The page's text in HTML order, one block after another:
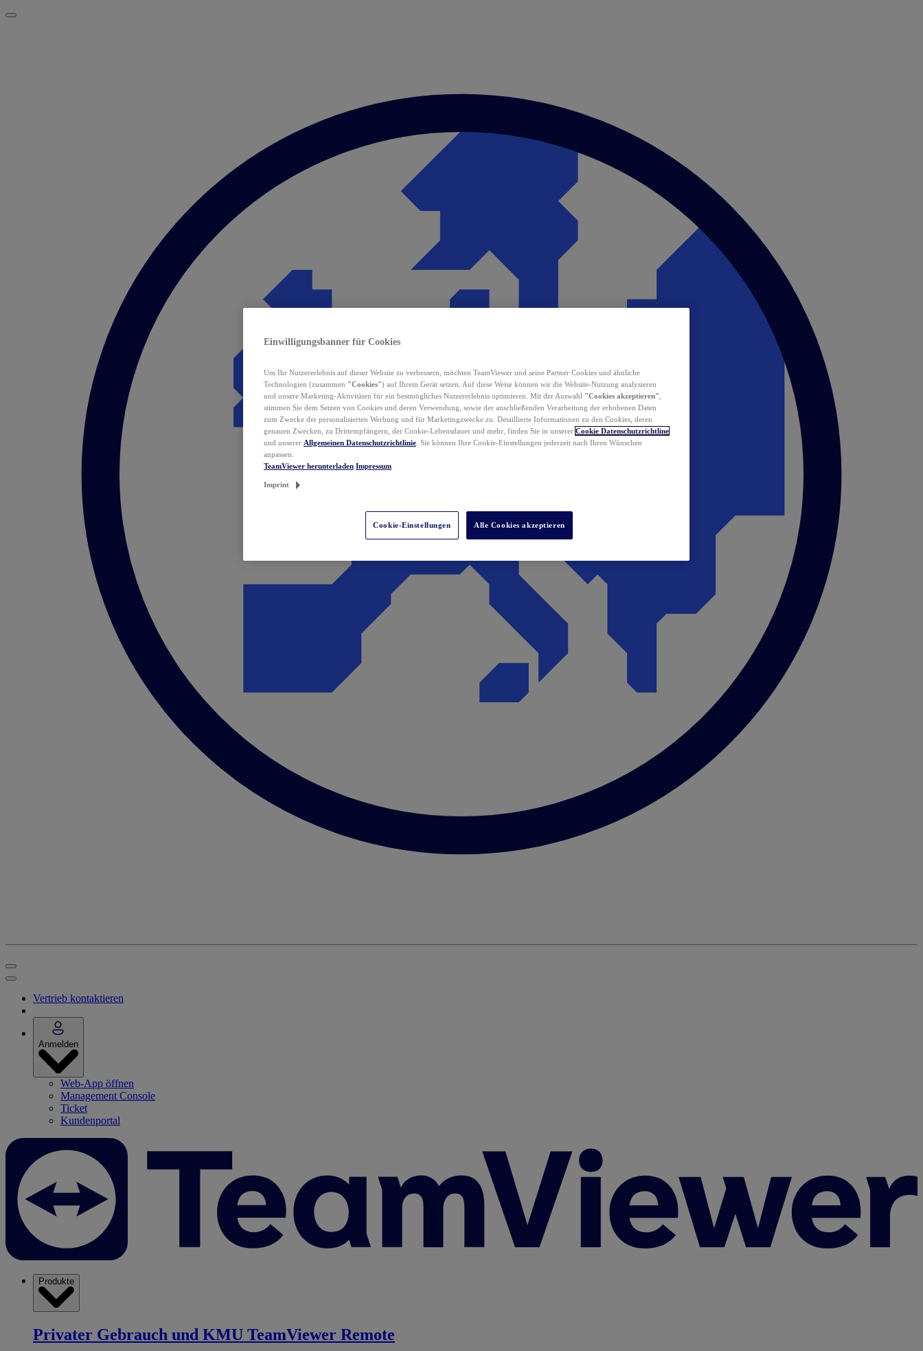
Vertrieb kontaktieren
Anmelden
Web-App öffnen
Management Console
Ticket
Kundenportal
Produkte
Privater Gebrauch und KMU TeamViewer Remote
Einwilligungsbanner für Cookies
Um Ihr Nutzererlebnis auf dieser Website zu verbessern, möchten TeamViewer und seine Partner Cookies und ähnliche
Technologien (zusammen "Cookies") auf Ihrem Gerät setzen. Auf diese Weise können wir die Website-Nutzung analysieren
und unsere Marketing-Aktivitäten für ein bestmögliches Nutzererlebnis optimieren. Mit der Auswahl "Cookies akzeptieren"
stimmen Sie dem Setzen von Cookies und deren Verwendung, sowie der anschließenden Verarbeitung der erhobenen Daten
zum Zwecke der personalisierten Werbung und für Marketingzwecke zu. Detaillierte Informationen zu den Cookies, deren
genauen Zwecken, zu Drittempfängern, der Cookie-Lebensdauer und mehr, finden Sie in unserer Cookie Datenschutzrichtline
und unserer Allgemeinen Datenschutzrichtlinie . Sie können Ihre Cookie-Einstellungen jederzeit nach Ihren Wünschen
anpassen.
TeamViewer herunterladen Impressum
Imprint
Cookie-Einstellungen Alle Cookies akzeptieren